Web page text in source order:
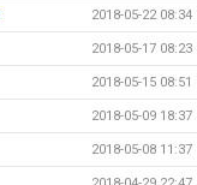
2018-05-22 08:34
2018-05-17 08:23
2018-05-15 08:51
2018-05-09 18:37
2018-05-08 11:37